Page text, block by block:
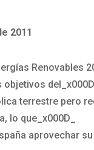
2011
Renovables
del_x000D_
terrestre pero
lo que_x000D_
aprovechar